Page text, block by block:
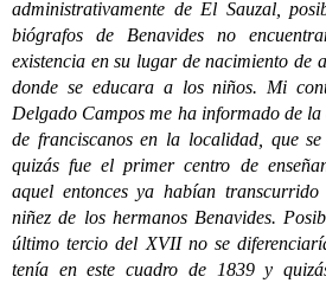
administrativamente de El Sauzal,
biógrafos de Benavides no
existencia en su lugar de nacimiento de
donde se educara a los niños. Mi
Delgado Campos me ha informado de
de franciscanos en la localidad, que
quizás fue el primer centro de
aquel entonces ya habían
niñez de los hermanos Benavides.
último tercio del XVII no se
tenía en este cuadro de 1839 y